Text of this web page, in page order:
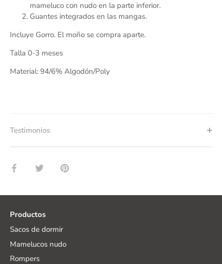
mameluco con nudo en la parte inferior.
Guantes integrados en las mangas.
Incluye Gorro. El moño se compra aparte.
Talla 0-3 meses
Material: 94/6% Algodón/Poly
Testimonios
CompartirTuitear Hacer
Productos
Sacos de dormir
Mamelucos nudo
Rompers